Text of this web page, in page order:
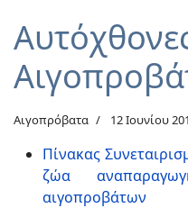
Αιγοπρόβατα 12 Ιουνίου
Πίνακας
ζώα
αιγοπροβάτων